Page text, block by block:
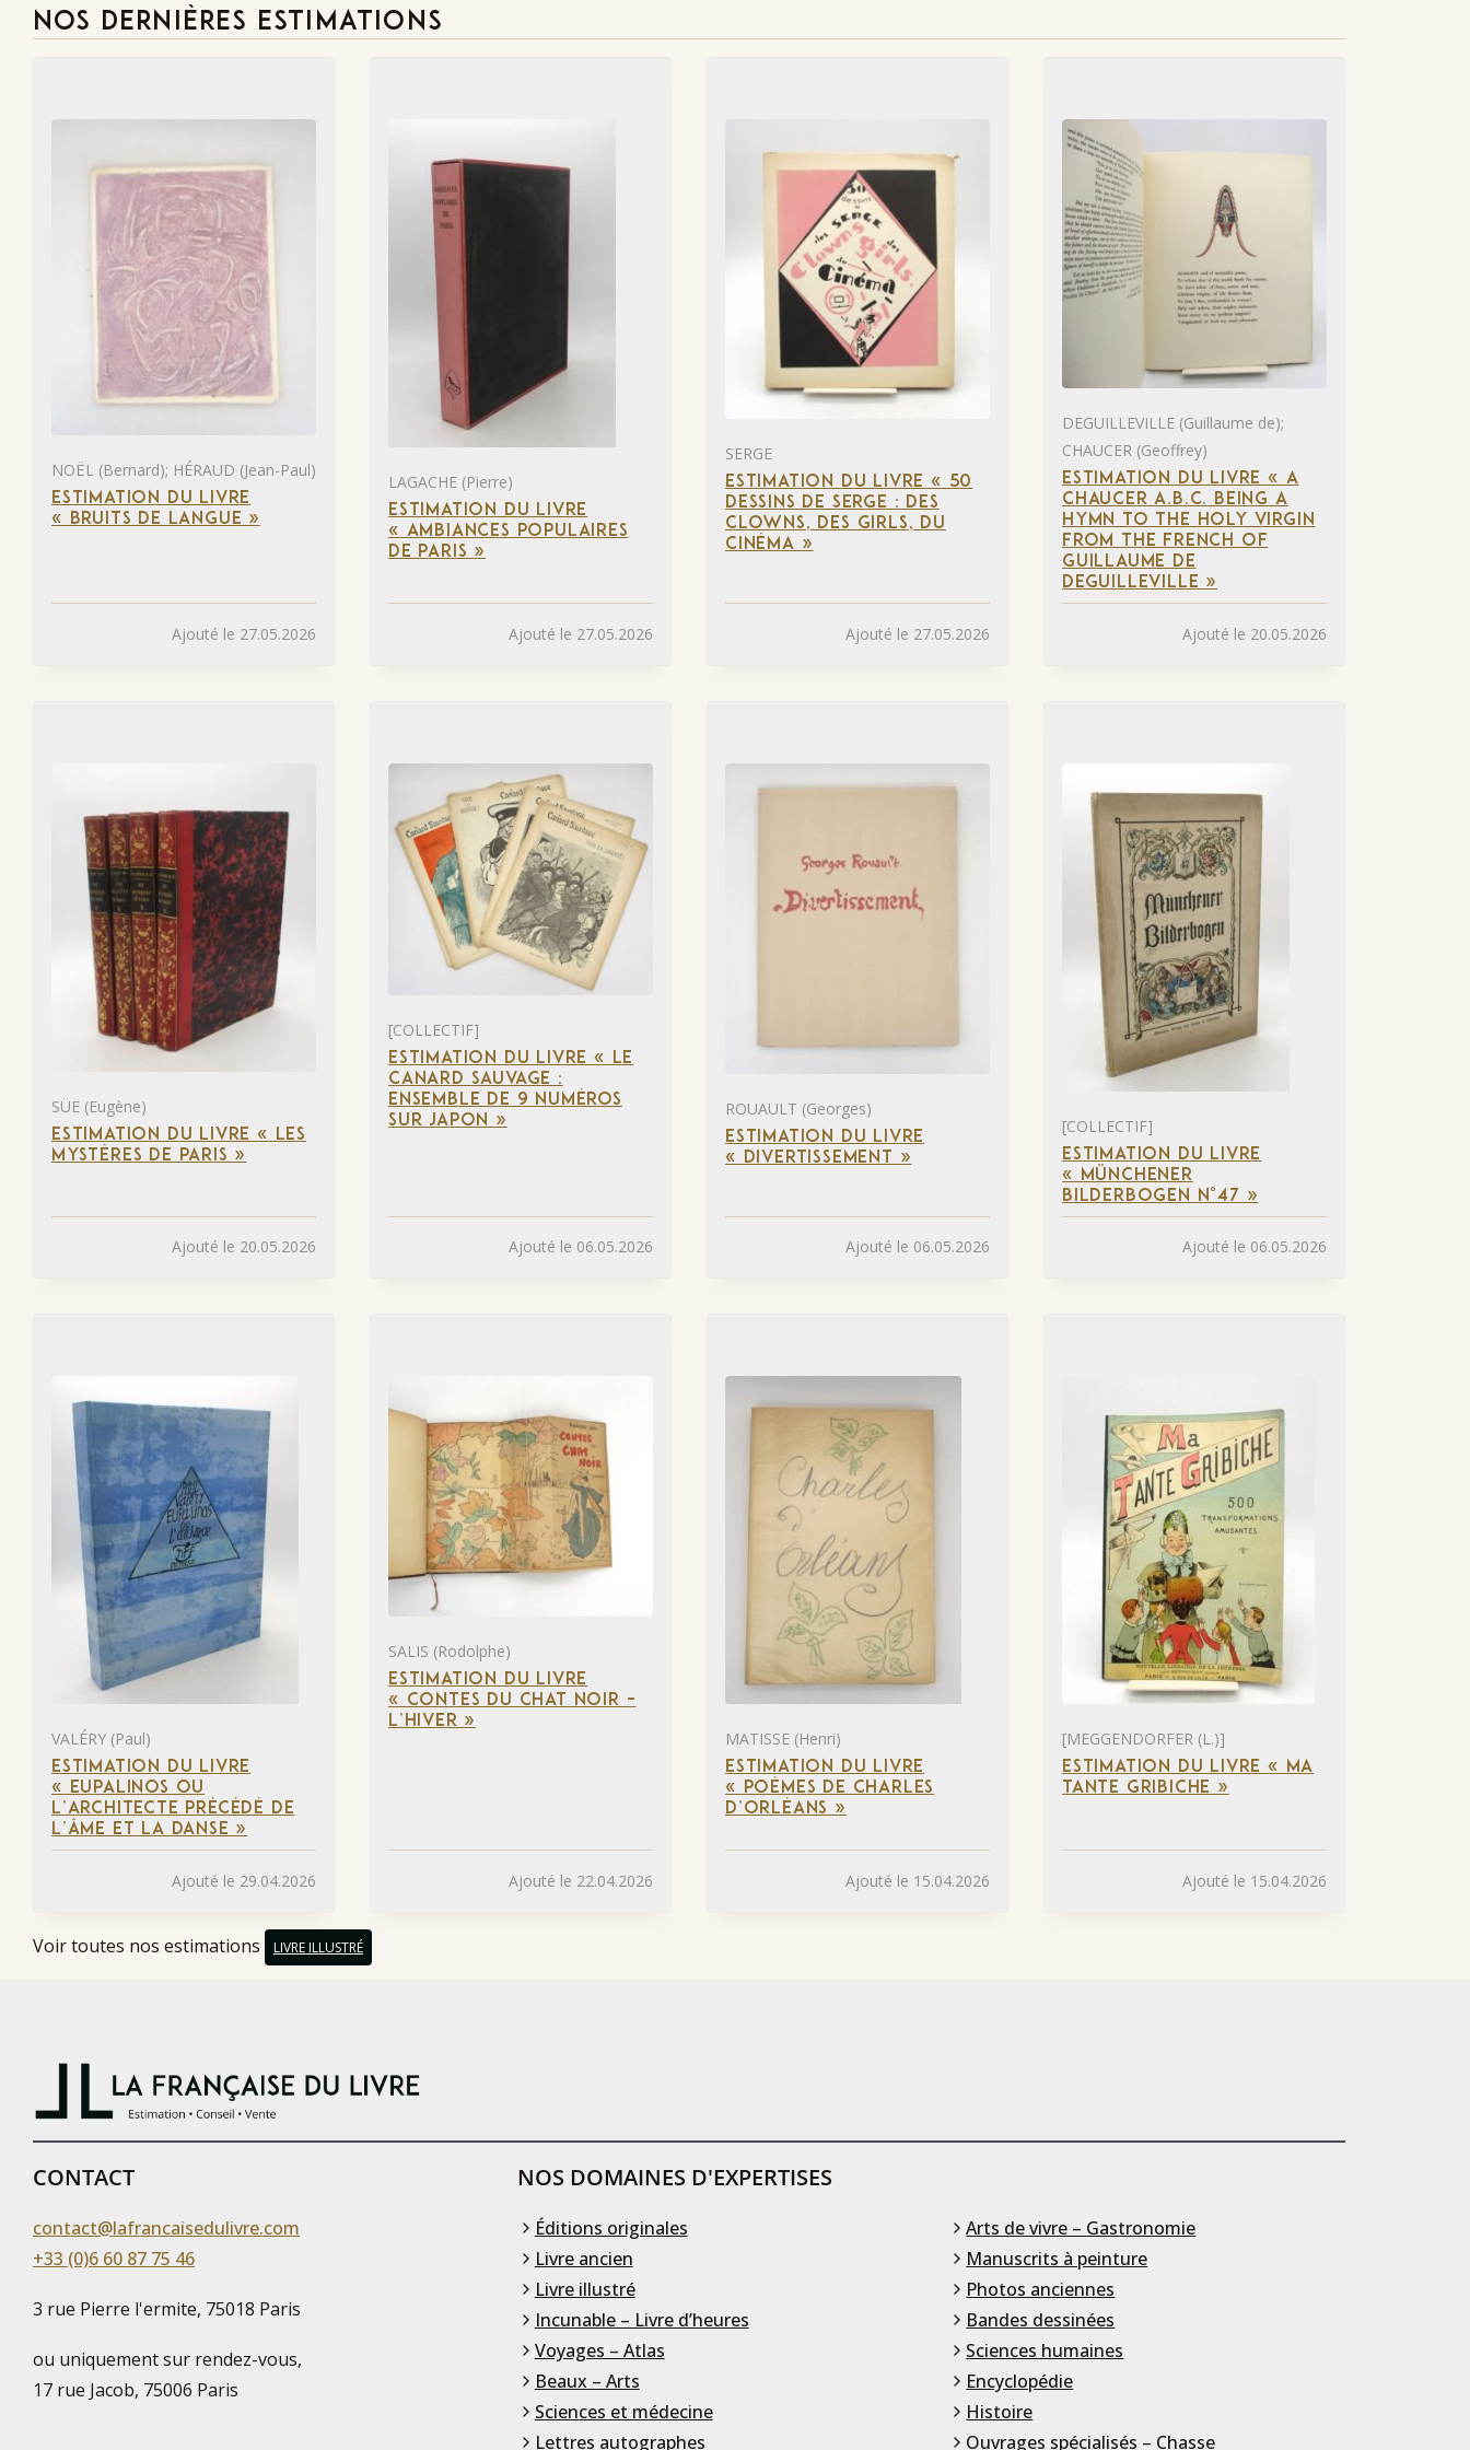
NOS DERNIÈRES ESTIMATIONS
NOËL (Bernard); HÉRAUD (Jean-Paul)
ESTIMATION DU LIVRE
« BRUITS DE LANGUE »
Ajouté le 27.05.2026
LAGACHE (Pierre)
ESTIMATION DU LIVRE
« AMBIANCES POPULAIRES
DE PARIS »
Ajouté le 27.05.2026
SERGE
ESTIMATION DU LIVRE « 50
DESSINS DE SERGE : DES
CLOWNS, DES GIRLS, DU
CINÉMA »
Ajouté le 27.05.2026
DEGUILLEVILLE (Guillaume de);
CHAUCER (Geoffrey)
ESTIMATION DU LIVRE « A
CHAUCER A.B.C. BEING A
HYMN TO THE HOLY VIRGIN
FROM THE FRENCH OF
GUILLAUME DE
DEGUILLEVILLE »
Ajouté le 20.05.2026
SÜE (Eugène)
ESTIMATION DU LIVRE « LES
MYSTÈRES DE PARIS »
Ajouté le 20.05.2026
[COLLECTIF]
ESTIMATION DU LIVRE « LE
CANARD SAUVAGE :
ENSEMBLE DE 9 NUMÉROS
SUR JAPON »
Ajouté le 06.05.2026
ROUAULT (Georges)
ESTIMATION DU LIVRE
« DIVERTISSEMENT »
Ajouté le 06.05.2026
[COLLECTIF]
ESTIMATION DU LIVRE
« MÜNCHENER
BILDERBOGEN N°47 »
Ajouté le 06.05.2026
VALÉRY (Paul)
ESTIMATION DU LIVRE
« EUPALINOS OU
L’ARCHITECTE PRÉCÉDÉ DE
L’ÂME ET LA DANSE »
Ajouté le 29.04.2026
SALIS (Rodolphe)
ESTIMATION DU LIVRE
« CONTES DU CHAT NOIR –
L’HIVER »
Ajouté le 22.04.2026
MATISSE (Henri)
ESTIMATION DU LIVRE
« POÈMES DE CHARLES
D’ORLÉANS »
Ajouté le 15.04.2026
[MEGGENDORFER (L.)]
ESTIMATION DU LIVRE « MA
TANTE GRIBICHE »
Ajouté le 15.04.2026
Voir toutes nos estimations LIVRE ILLUSTRÉ
CONTACT
contact@lafrancaisedulivre.com
+33 (0)6 60 87 75 46
3 rue Pierre l'ermite, 75018 Paris
ou uniquement sur rendez-vous,
17 rue Jacob, 75006 Paris
NOS DOMAINES D'EXPERTISES
Éditions originales
Livre ancien
Livre illustré
Incunable – Livre d’heures
Voyages – Atlas
Beaux – Arts
Sciences et médecine
Lettres autographes
Arts de vivre – Gastronomie
Manuscrits à peinture
Photos anciennes
Bandes dessinées
Sciences humaines
Encyclopédie
Histoire
Ouvrages spécialisés – Chasse